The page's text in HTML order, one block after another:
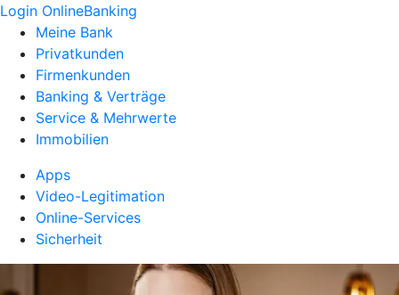
Login OnlineBanking
Meine Bank
Privatkunden
Firmenkunden
Banking & Verträge
Service & Mehrwerte
Immobilien
Apps
Video-Legitimation
Online-Services
Sicherheit